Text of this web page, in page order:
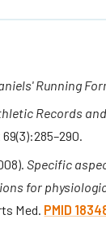
Running
Records
Specific
for
Med. PMID